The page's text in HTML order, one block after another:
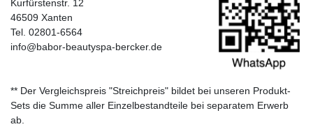
Kurfürstenstr. 12
46509 Xanten
Tel. 02801-6564
info@babor-beautyspa-bercker.de
** Der Vergleichspreis "Streichpreis" bildet bei unseren Produkt-
Sets die Summe aller Einzelbestandteile bei separatem Erwerb
ab.